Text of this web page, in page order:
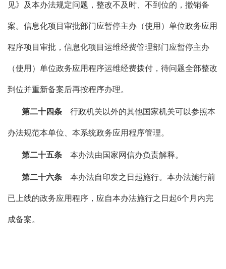
见》及本办法规定问题，整改不及时、不到位的，撤销备
案。信息化项目审批部门应暂停主办（使用）单位政务应用
程序项目审批，信息化项目运维经费管理部门应暂停主办
（使用）单位政务应用程序运维经费拨付，待问题全部整改
到位并重新备案后再按程序办理。
第二十四条 行政机关以外的其他国家机关可以参照本
办法规范本单位、本系统政务应用程序管理。
第二十五条 本办法由国家网信办负责解释。
第二十六条 本办法自印发之日起施行。本办法施行前
已上线的政务应用程序，应自本办法施行之日起6个月内完
成备案。